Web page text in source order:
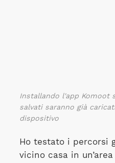
Installando l'app Komoot
salvati saranno già
dispositivo
Ho testato i percorsi
vicino casa in